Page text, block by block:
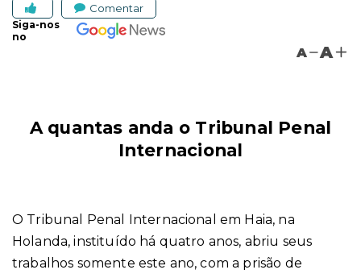
Comentar
Siga-nos
no
A A
A quantas anda o Tribunal Penal
Internacional
O Tribunal Penal Internacional em Haia, na
Holanda, instituído há quatro anos, abriu seus
trabalhos somente este ano, com a prisão de